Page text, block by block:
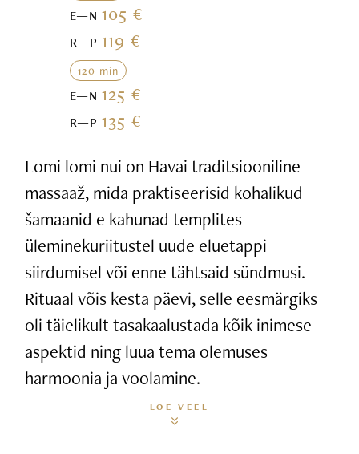
E—N105 €
R—P119 €
120 min
E—N125 €
R—P135 €
Lomi lomi nui on Havai traditsiooniline
massaaž, mida praktiseerisid kohalikud
šamaanid e kahunad templites
üleminekuriitustel uude eluetappi
siirdumisel või enne tähtsaid sündmusi.
Rituaal võis kesta päevi, selle eesmärgiks
oli täielikult tasakaalustada kõik inimese
aspektid ning luua tema olemuses
harmoonia ja voolamine.
LOE VEEL